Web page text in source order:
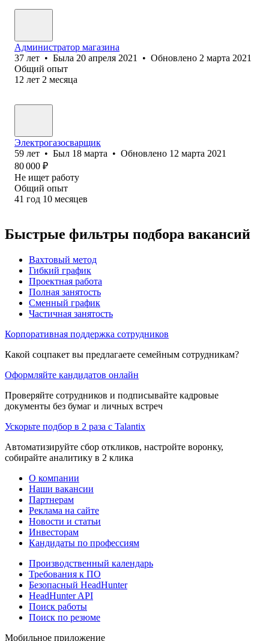
Администратор магазина
37 лет • Была 20 апреля 2021 • Обновлено 2 марта 2021
Общий опыт
12 лет 2 месяца
Электрогазосварщик
59 лет • Был 18 марта • Обновлено 12 марта 2021
80 000 ₽
Не ищет работу
Общий опыт
41 год 10 месяцев
Быстрые фильтры подбора вакансий
Вахтовый метод
Гибкий график
Проектная работа
Полная занятость
Сменный график
Частичная занятость
Корпоративная поддержка сотрудников
Какой соцпакет вы предлагаете семейным сотрудникам?
Оформляйте кандидатов онлайн
Проверяйте сотрудников и подписывайте кадровые
документы без бумаг и личных встреч
Ускорьте подбор в 2 раза с Talantix
Автоматизируйте сбор откликов, настройте воронку,
собирайте аналитику в 2 клика
О компании
Наши вакансии
Партнерам
Реклама на сайте
Новости и статьи
Инвесторам
Кандидаты по профессиям
Производственный календарь
Требования к ПО
Безопасный HeadHunter
HeadHunter API
Поиск работы
Поиск по резюме
Мобильное приложение